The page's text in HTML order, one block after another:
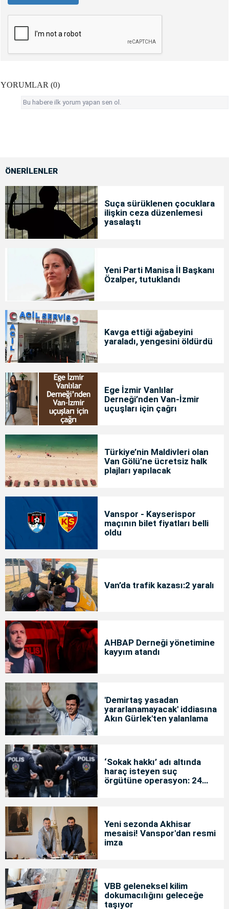
YORUMLAR (0)
Bu habere ilk yorum yapan sen ol.
ÖNERİLENLER
Suça sürüklenen çocuklara
ilişkin ceza düzenlemesi
yasalaştı
Yeni Parti Manisa İl Başkanı
Özalper, tutuklandı
Kavga ettiği ağabeyini
yaraladı, yengesini öldürdü
Ege İzmir Vanlılar
Derneği’nden Van-İzmir
uçuşları için çağrı
Türkiye’nin Maldivleri olan
Van Gölü’ne ücretsiz halk
plajları yapılacak
Vanspor - Kayserispor
maçının bilet fiyatları belli
oldu
Van’da trafik kazası:2 yaralı
AHBAP Derneği yönetimine
kayyım atandı
'Demirtaş yasadan
yararlanamayacak' iddiasına
Akın Gürlek'ten yalanlama
‘Sokak hakkı’ adı altında
haraç isteyen suç
örgütüne operasyon: 24
Yeni sezonda Akhisar
mesaisi! Vanspor'dan resmi
imza
VBB geleneksel kilim
dokumacılığını geleceğe
taşıyor